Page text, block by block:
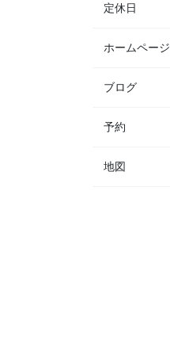
定休日
ホームページ
ブログ
予約
地図